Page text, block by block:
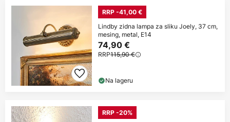
RRP -41,00 €
Lindby zidna lampa za sliku Joely, 37 cm,
mesing, metal, E14
74,90 €
RRP115,90 €
Na lageru
RRP -20%